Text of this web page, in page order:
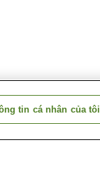
tin cá nhân của tôi